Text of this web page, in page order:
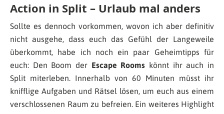
Action in Split – Urlaub mal anders
Sollte es dennoch vorkommen, wovon ich aber definitiv
nicht ausgehe, dass euch das Gefühl der Langeweile
überkommt, habe ich noch ein paar Geheimtipps für
euch: Den Boom der Escape Rooms könnt ihr auch in
Split miterleben. Innerhalb von 60 Minuten müsst ihr
knifflige Aufgaben und Rätsel lösen, um euch aus einem
verschlossenen Raum zu befreien. Ein weiteres Highlight